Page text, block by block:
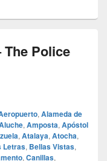
The Police
, Alameda de
, Amposta, Apóstol
, Atalaya, Atocha,
Letras, Bellas Vistas,
, Canillas,